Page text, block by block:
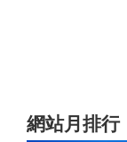
網站月排行